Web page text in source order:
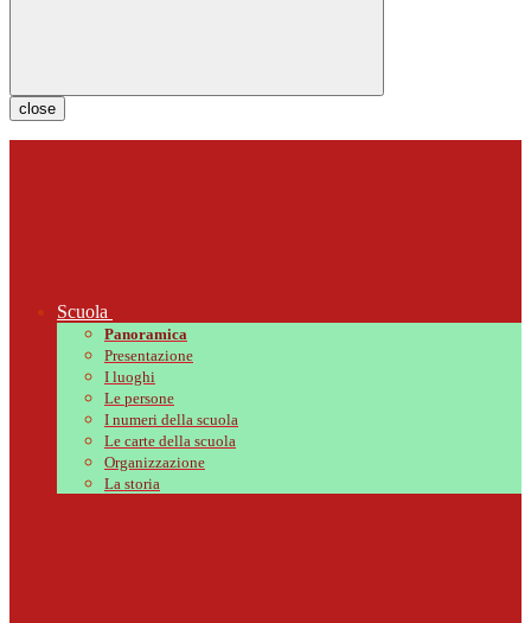
close
Scuola
Panoramica
Presentazione
I luoghi
Le persone
I numeri della scuola
Le carte della scuola
Organizzazione
La storia